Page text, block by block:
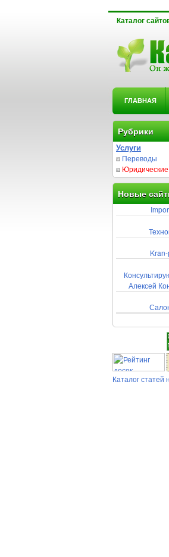
Каталог
ГЛАВНАЯ
Рубрики
Услуги
Переводы
Юридические
Новые
Алексей
Каталог статей